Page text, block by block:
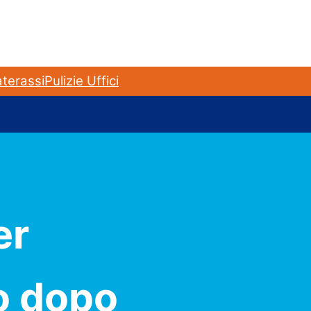
Pulizie Uffici
dopo